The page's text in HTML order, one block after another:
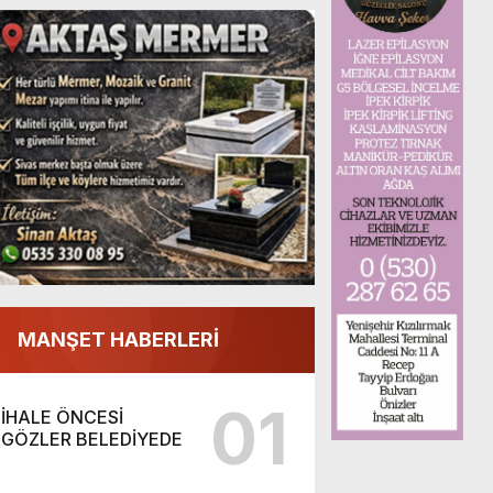
MANŞET HABERLERİ
İHALE ÖNCESİ
GÖZLER BELEDİYEDE
01